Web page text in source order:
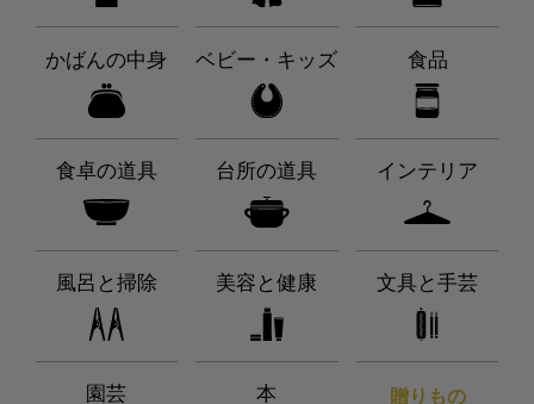
かばんの中身 ベビー・キッズ 食品
食卓の道具 台所の道具 インテリア
風呂と掃除 美容と健康 文具と手芸
園芸 本 贈りもの